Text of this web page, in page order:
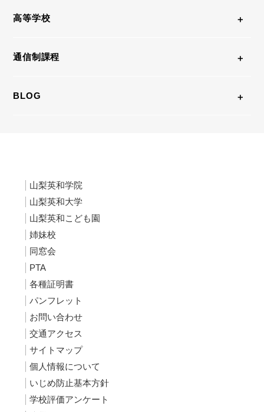
高等学校
通信制課程
BLOG
山梨英和学院
山梨英和大学
山梨英和こども園
姉妹校
同窓会
PTA
各種証明書
パンフレット
お問い合わせ
交通アクセス
サイトマップ
個人情報について
いじめ防止基本方針
学校評価アンケート